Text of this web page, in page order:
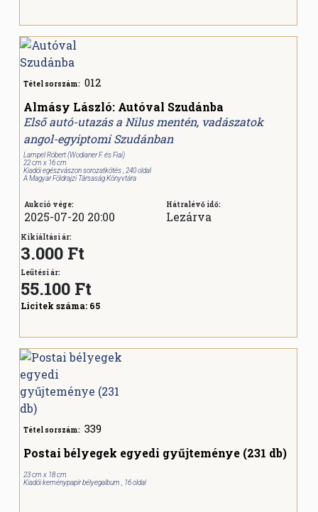
Tétel sorszám: 012
Almásy László: Autóval Szudánba
Első autó-utazás a Nilus mentén, vadászatok
angol-egyiptomi Szudánban
Lampel Róbert (Wodianer F. és Fiai)
22 cm x 16 cm
Kiadói egészvászon sorozatkötés , 240 oldal
A Magyar Földrajzi Társaság Könyvtára
Aukció vége:
2025-07-20 20:00
Hátralévő idő:
Lezárva
Kikiáltási ár:
3.000 Ft
Leütési ár:
55.100 Ft
Licitek száma: 65
Tétel sorszám: 339
Postai bélyegek egyedi gyűjteménye (231 db)
23 cm x 18 cm
Kiadói keménypapír bélyegalbum , 16 oldal